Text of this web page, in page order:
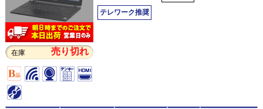
在庫 売り切れ
テレワーク推奨